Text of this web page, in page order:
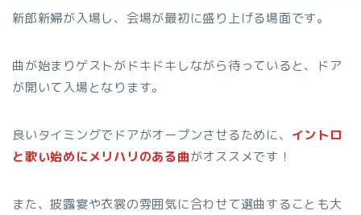
新郎新婦が入場し、会場が最初に盛り上げる場面です。
曲が始まりゲストがドキドキしながら待っていると、ドア
が開いて入場となります。
良いタイミングでドアがオープンさせるために、 イントロ
と歌い始めにメリハリのある曲がオススメです！
また、披露宴や衣裳の雰囲気に合わせて選曲することも大